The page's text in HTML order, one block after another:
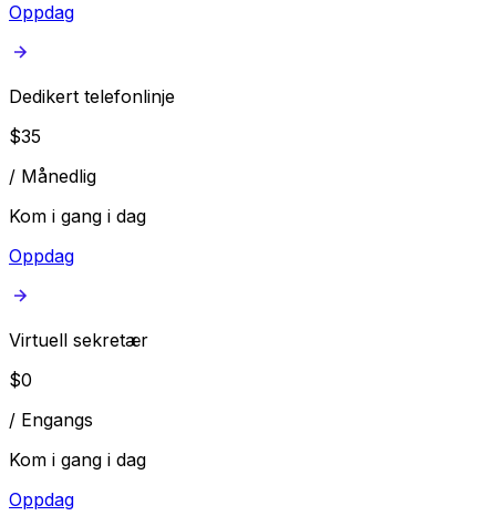
Oppdag
Dedikert telefonlinje
$35
/ Månedlig
Kom i gang i dag
Oppdag
Virtuell sekretær
$0
/ Engangs
Kom i gang i dag
Oppdag